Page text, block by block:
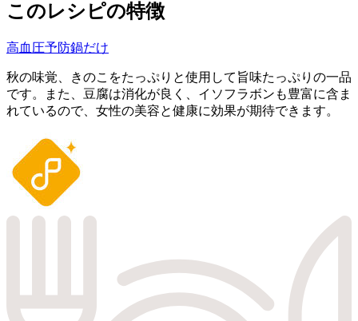
このレシピの特徴
高血圧予防鍋だけ
秋の味覚、きのこをたっぷりと使用して旨味たっぷりの一品
です。また、豆腐は消化が良く、イソフラボンも豊富に含ま
れているので、女性の美容と健康に効果が期待できます。